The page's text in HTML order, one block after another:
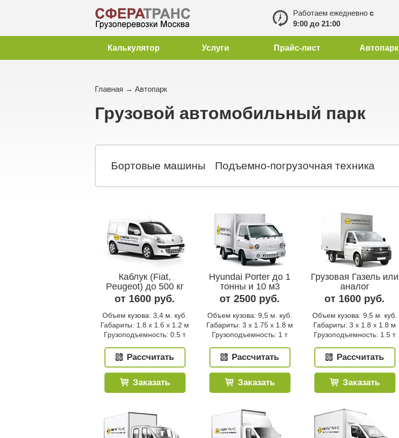
Калькулятор Услуги Прайс-лист Автопарк
Работаем ежедневно с
9:00 до 21:00
Главная → Автопарк
Грузовой автомобильный парк
Бортовые машины Подъемно-погрузочная техника
Каблук (Fiat,
Peugeot) до 500 кг
от 1600 руб.
Объем кузова: 3,4 м. куб.
Габариты: 1.8 x 1.6 x 1.2 м
Грузоподъемность: 0.5 т
Рассчитать
Заказать
Hyundai Porter до 1
тонны и 10 м3
от 2500 руб.
Объем кузова: 9,5 м. куб.
Габариты: 3 x 1.75 x 1.8 м
Грузоподъемность: 1 т
Рассчитать
Заказать
Грузовая Газель или
аналог
от 1600 руб.
Объем кузова: 9,5 м. куб.
Габариты: 3 x 1.8 x 1.8 м
Грузоподъемность: 1.5 т
Рассчитать
Заказать